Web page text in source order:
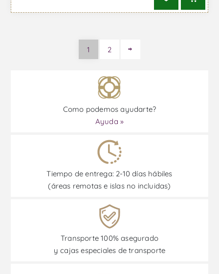
1 2
Como podemos ayudarte?
Ayuda »
Tiempo de entrega: 2-10 días hábiles
(áreas remotas e islas no incluidas)
Transporte 100% asegurado
y cajas especiales de transporte